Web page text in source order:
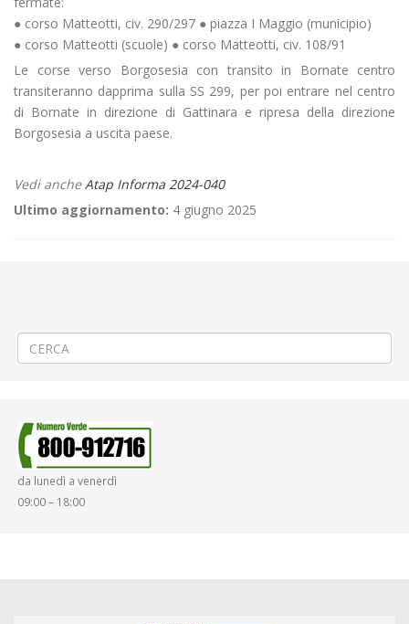
● corso Matteotti, civ. 290/297 ● piazza I Maggio (municipio)
● corso Matteotti (scuole) ● corso Matteotti, civ. 108/91
Le corse verso Borgosesia con transito in Bornate centro
transiteranno dapprima sulla SS 299, per poi entrare nel centro
di Bornate in direzione di Gattinara e ripresa della direzione
Borgosesia a uscita paese.
Vedi ancheAtap Informa 2024-040
Ultimo aggiornamento: 4 giugno 2025
da lunedì a venerdì
09:00 – 18:00